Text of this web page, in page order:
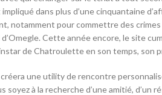
dans plus d’une cinquantaine
notamment pour commettre des
d’Omegle. Cette année encore, le site
de Chatroulette en son temps,
une utility de rencontre
soyez à la recherche d’une amitié,